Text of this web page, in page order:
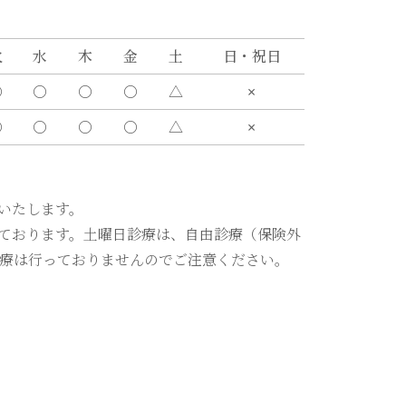
水 木 金 土
日・祝日
〇 〇 〇 △
×
〇 〇 〇 △ ×
します。
おります。土曜日診療は、自由診療（保険外
は行っておりませんのでご注意ください。